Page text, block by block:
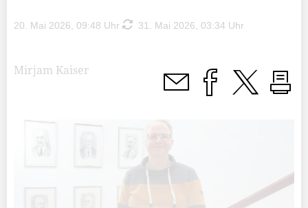
20. Mai 2026, 09:48 Uhr 31. Mai 2026, 03:34 Uhr
Mirjam Kaiser